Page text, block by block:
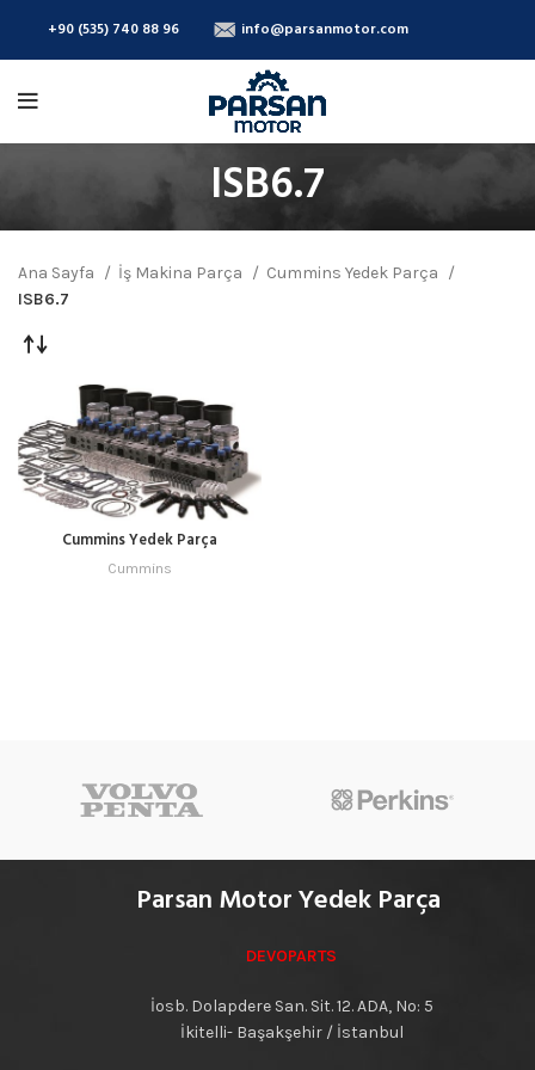
ISB6.7
Ana Sayfa İş Makina Parça
Cummins Yedek Parça
ISB6.7
Cummins Yedek Parça
Cummins
Parsan Motor Yedek Parça
DEVOPARTS
İosb. Dolapdere San. Sit. 12. ADA, No: 5
İkitelli- Başakşehir / İstanbul
+90 (535) 740 88 96 info@parsanmotor.com